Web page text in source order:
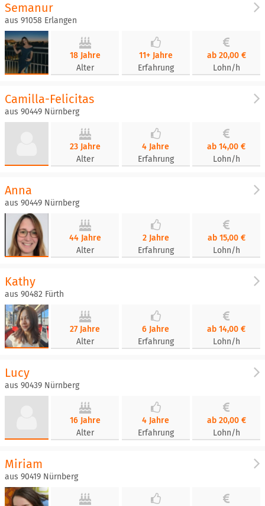
Semanur
aus 91058 Erlangen
18 Jahre
Alter
11+ Jahre
Erfahrung
ab 20,00 €
Lohn/h
Camilla-Felicitas
aus 90449 Nürnberg
23 Jahre
Alter
4 Jahre
Erfahrung
ab 14,00 €
Lohn/h
Anna
aus 90449 Nürnberg
44 Jahre
Alter
2 Jahre
Erfahrung
ab 15,00 €
Lohn/h
Kathy
aus 90482 Fürth
27 Jahre
Alter
6 Jahre
Erfahrung
ab 14,00 €
Lohn/h
Lucy
aus 90439 Nürnberg
16 Jahre
Alter
4 Jahre
Erfahrung
ab 20,00 €
Lohn/h
Miriam
aus 90419 Nürnberg